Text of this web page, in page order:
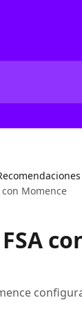
con Momence